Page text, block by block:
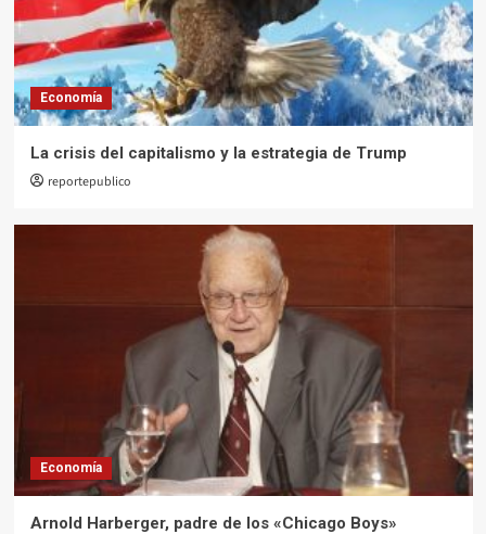
3
Opinión
Catalina sale a caminar
La pirámide de Maslow
El sometimiento total de Arévalo
Economía
La crisis del capitalismo y la estrategia de Trump
reportepublico
Economía
Arnold Harberger, padre de los «Chicago Boys»